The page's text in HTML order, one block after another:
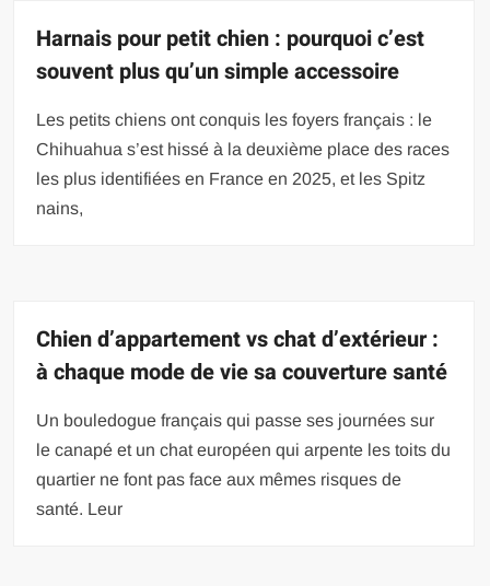
Harnais pour petit chien : pourquoi c’est
souvent plus qu’un simple accessoire
Les petits chiens ont conquis les foyers français : le
Chihuahua s’est hissé à la deuxième place des races
les plus identifiées en France en 2025, et les Spitz
nains,
Chien d’appartement vs chat d’extérieur :
à chaque mode de vie sa couverture santé
Un bouledogue français qui passe ses journées sur
le canapé et un chat européen qui arpente les toits du
quartier ne font pas face aux mêmes risques de
santé. Leur